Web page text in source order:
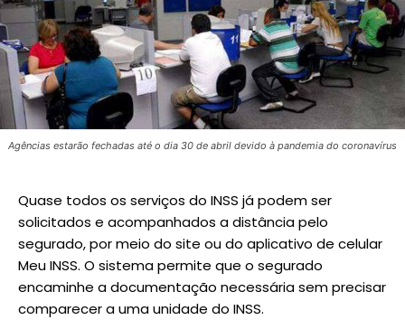
Agências estarão fechadas até o dia 30 de abril devido à pandemia do coronavírus
Quase todos os serviços do INSS já podem ser
solicitados e acompanhados a distância pelo
segurado, por meio do site ou do aplicativo de celular
Meu INSS. O sistema permite que o segurado
encaminhe a documentação necessária sem precisar
comparecer a uma unidade do INSS.